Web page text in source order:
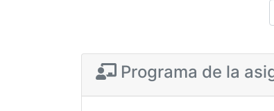
Programa de la